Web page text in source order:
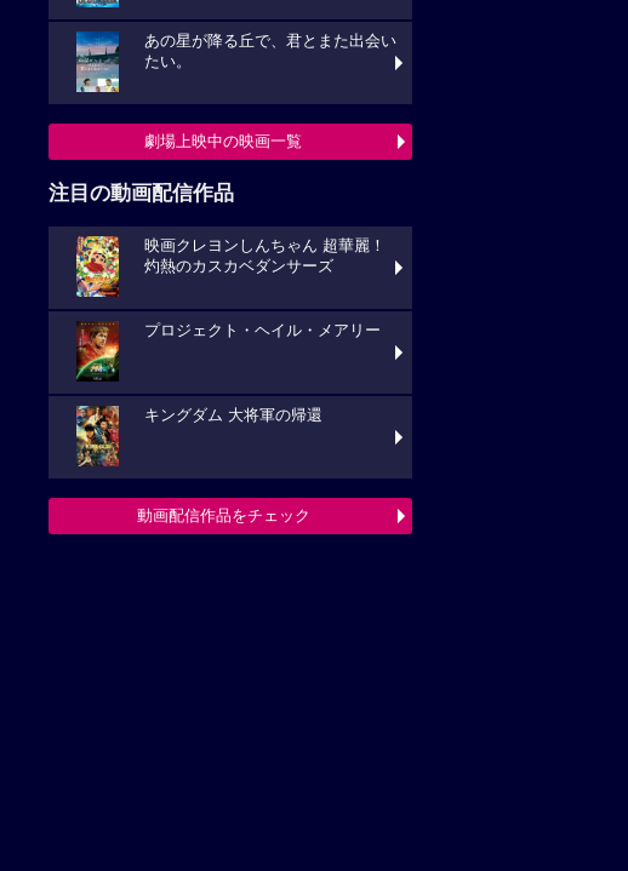
あの星が降る丘で、君とまた出会い
たい。
劇場上映中の映画一覧
注目の動画配信作品
映画クレヨンしんちゃん 超華麗！
灼熱のカスカベダンサーズ
プロジェクト・ヘイル・メアリー
キングダム 大将軍の帰還
動画配信作品をチェック